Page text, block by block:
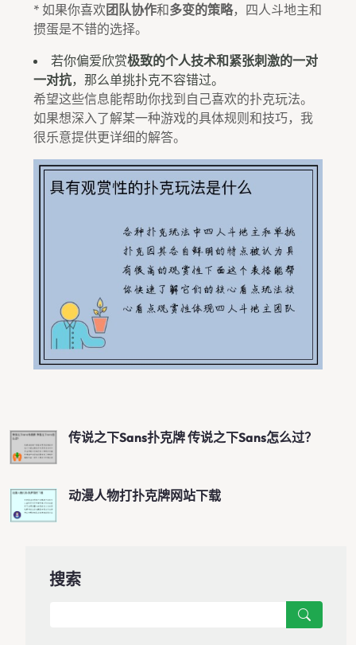
* 如果你喜欢 团队协作和多变的策略，四人斗地主和
掼蛋是不错的选择。
若你偏爱欣赏极致的个人技术和紧张刺激的一对
一对抗，那么单挑扑克不容错过。
希望这些信息能帮助你找到自己喜欢的扑克玩法。
如果想深入了解某一种游戏的具体规则和技巧，我
很乐意提供更详细的解答。
传说之下sans扑克牌 传说之下sans怎么过？
动漫人物打扑克牌网站下载
搜索